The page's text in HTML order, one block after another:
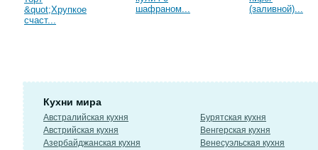
&quot;Хрупкое
счаст...
шафраном...
(заливной)...
Кухни мира
Австралийская кухня
Австрийская кухня
Азербайджанская кухня
Бурятская кухня
Венгерская кухня
Венесуэльская кухня